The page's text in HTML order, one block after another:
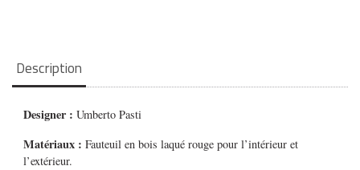
Description
Designer :Umberto Pasti
Matériaux : Fauteuil en bois laqué rouge pour l’intérieur et
l’extérieur.